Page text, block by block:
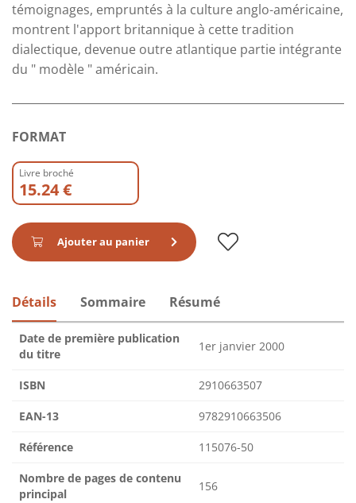
témoignages, empruntés à la culture anglo-américaine,
montrent l'apport britannique à cette tradition
dialectique, devenue outre atlantique partie intégrante
du " modèle " américain.
FORMAT
Livre broché
15.24 €
Ajouter au panier
Détails Sommaire Résumé
Date de première publication
du titre
1er janvier 2000
ISBN 2910663507
EAN-13 9782910663506
Référence 115076-50
Nombre de pages de contenu
principal
156